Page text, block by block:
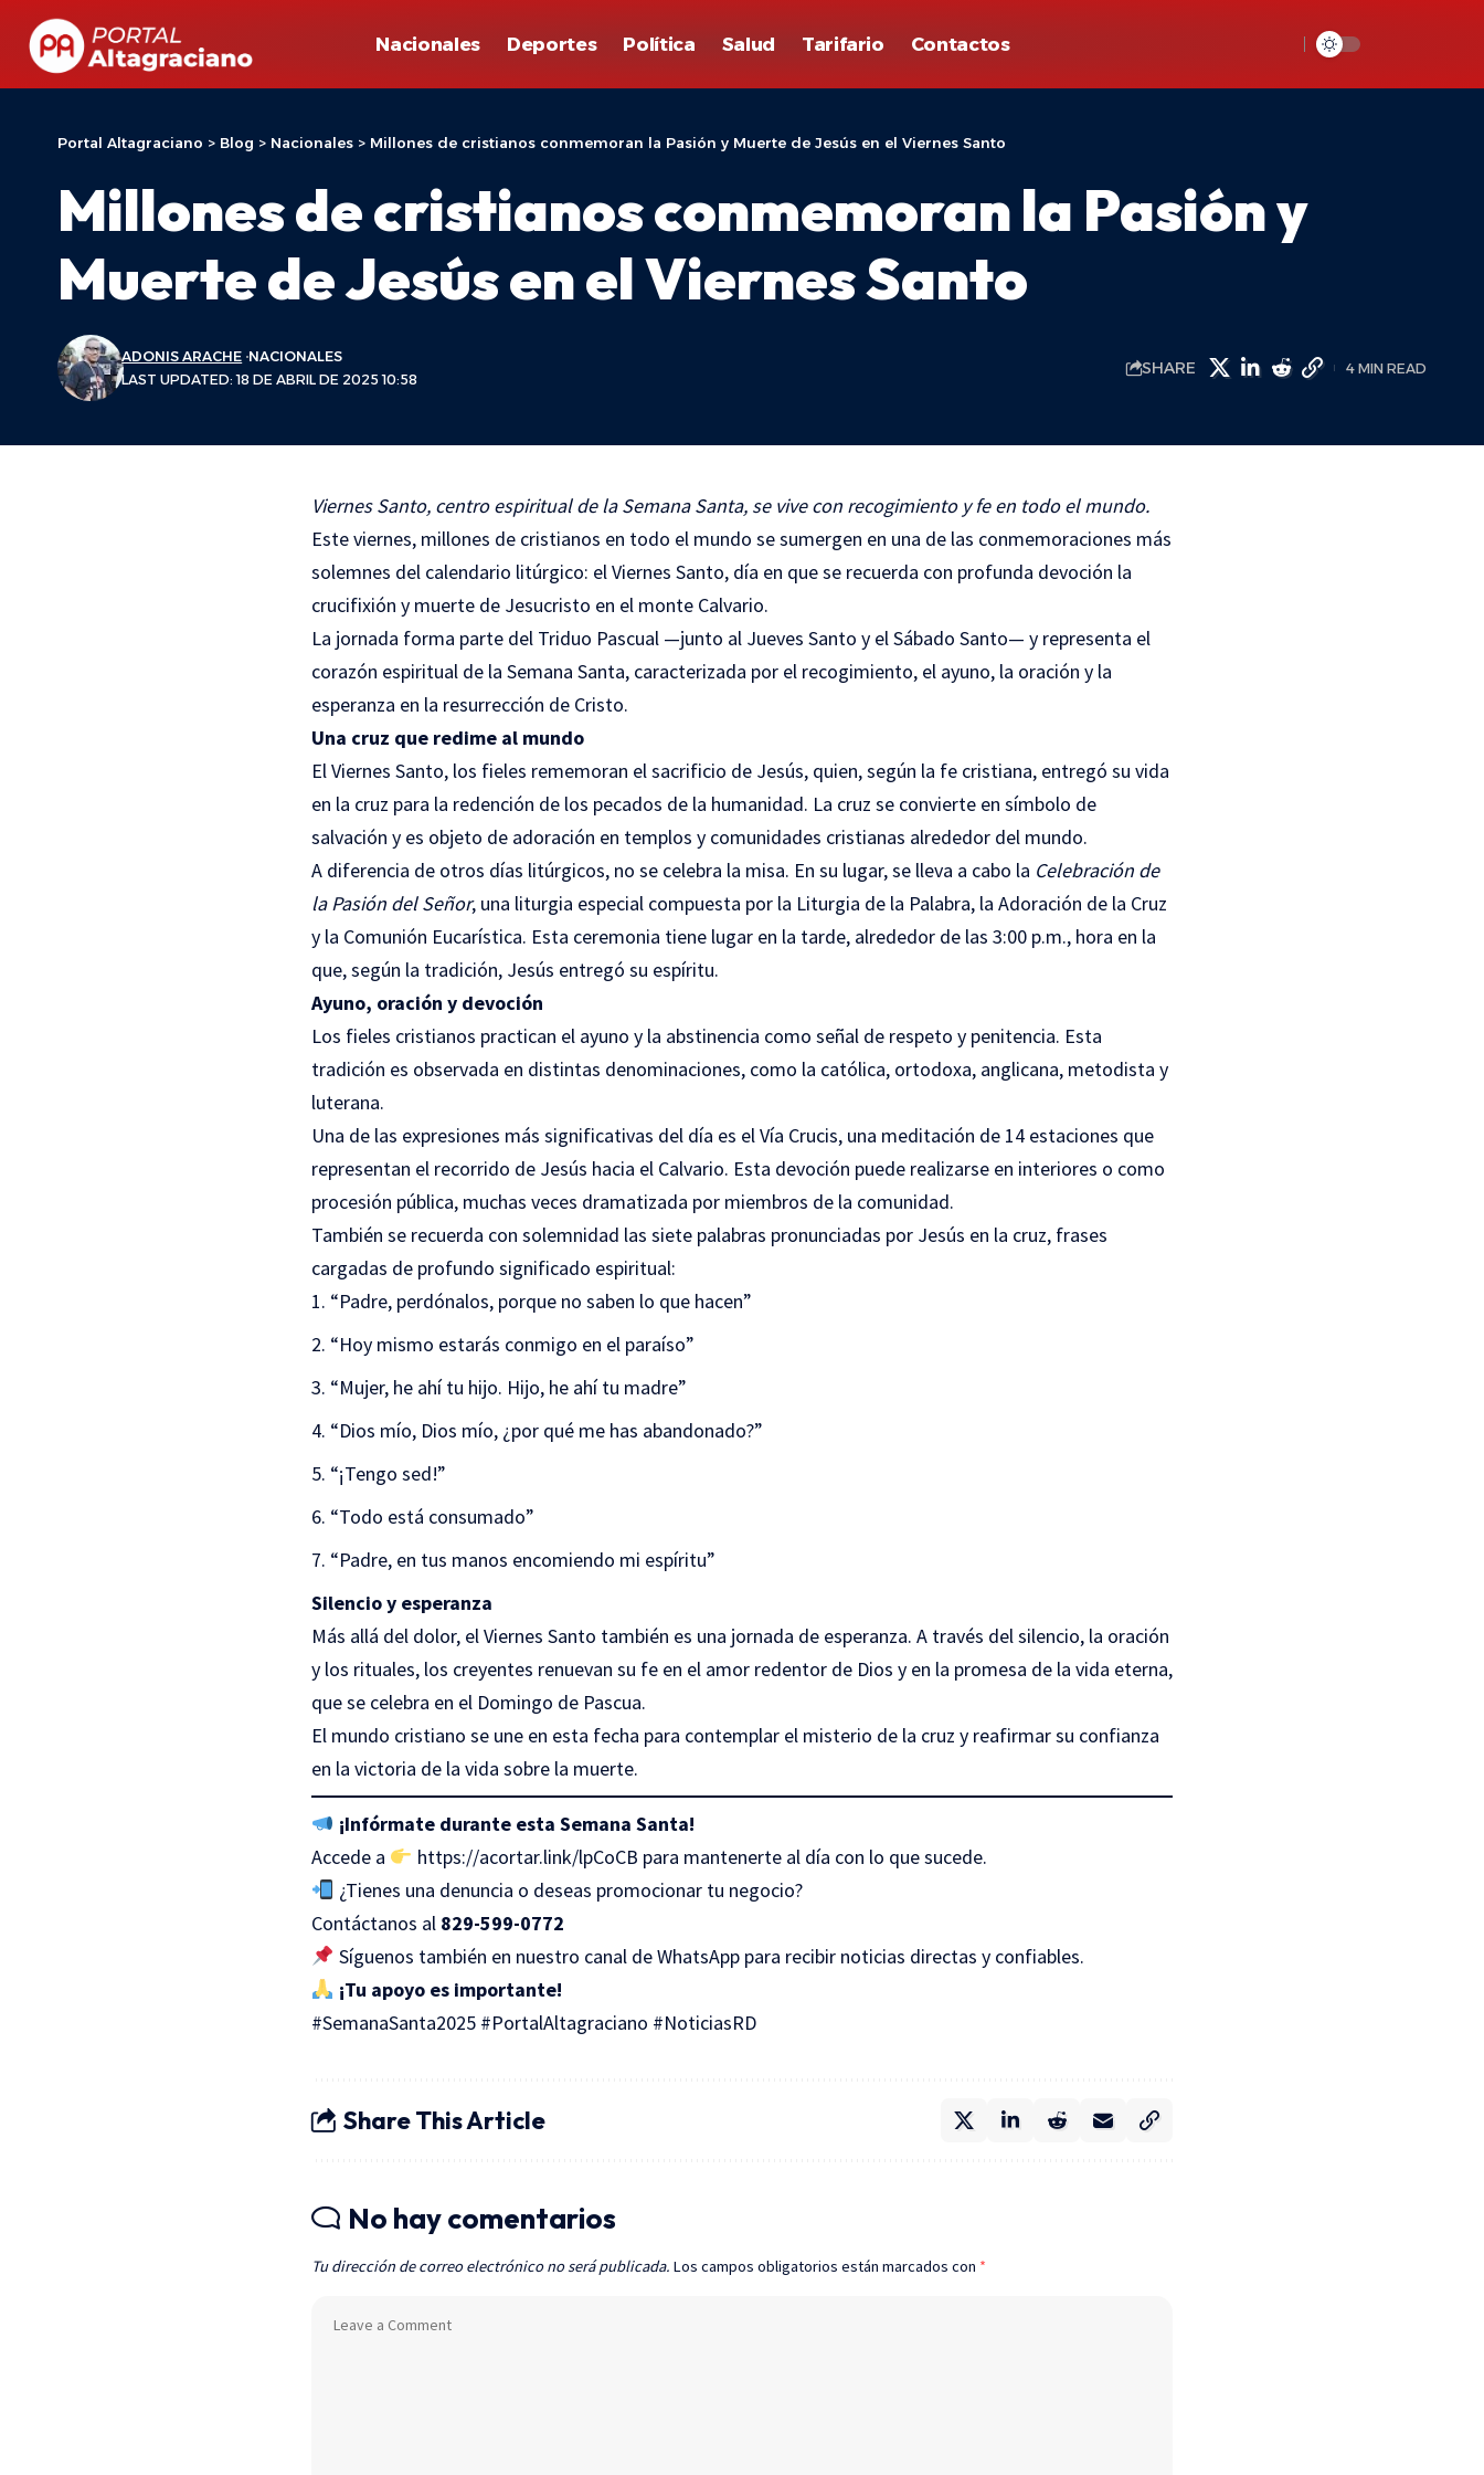
Nacionales Deportes Política Salud Tarifario Contactos
Portal Altagraciano > Blog > Nacionales > Millones de cristianos conmemoran la Pasión y Muerte de Jesús en el Viernes Santo
Millones de cristianos conmemoran la Pasión y
Muerte de Jesús en el Viernes Santo
LAST UPDATED: 18 DE ABRIL DE 2025 10:58
ADONIS ARACHE NACIONALES
SHARE 4 MIN READ
Viernes Santo, centro espiritual de la Semana Santa, se vive con recogimiento y fe en todo el mundo.
Este viernes, millones de cristianos en todo el mundo se sumergen en una de las conmemoraciones más
solemnes del calendario litúrgico: el Viernes Santo, día en que se recuerda con profunda devoción la
crucifixión y muerte de Jesucristo en el monte Calvario.
La jornada forma parte del Triduo Pascual —junto al Jueves Santo y el Sábado Santo— y representa el
corazón espiritual de la Semana Santa, caracterizada por el recogimiento, el ayuno, la oración y la
esperanza en la resurrección de Cristo.
Una cruz que redime al mundo
El Viernes Santo, los fieles rememoran el sacrificio de Jesús, quien, según la fe cristiana, entregó su vida
en la cruz para la redención de los pecados de la humanidad. La cruz se convierte en símbolo de
salvación y es objeto de adoración en templos y comunidades cristianas alrededor del mundo.
A diferencia de otros días litúrgicos, no se celebra la misa. En su lugar, se lleva a cabo la Celebración de
la Pasión del Señor, una liturgia especial compuesta por la Liturgia de la Palabra, la Adoración de la Cruz
y la Comunión Eucarística. Esta ceremonia tiene lugar en la tarde, alrededor de las 3:00 p.m., hora en la
que, según la tradición, Jesús entregó su espíritu.
Ayuno, oración y devoción
Los fieles cristianos practican el ayuno y la abstinencia como señal de respeto y penitencia. Esta
tradición es observada en distintas denominaciones, como la católica, ortodoxa, anglicana, metodista y
luterana.
Una de las expresiones más significativas del día es el Vía Crucis, una meditación de 14 estaciones que
representan el recorrido de Jesús hacia el Calvario. Esta devoción puede realizarse en interiores o como
procesión pública, muchas veces dramatizada por miembros de la comunidad.
También se recuerda con solemnidad las siete palabras pronunciadas por Jesús en la cruz, frases
cargadas de profundo significado espiritual:
“Padre, perdónalos, porque no saben lo que hacen”
“Hoy mismo estarás conmigo en el paraíso”
“Mujer, he ahí tu hijo. Hijo, he ahí tu madre”
“Dios mío, Dios mío, ¿por qué me has abandonado?”
“¡Tengo sed!”
“Todo está consumado”
“Padre, en tus manos encomiendo mi espíritu”
Silencio y esperanza
Más allá del dolor, el Viernes Santo también es una jornada de esperanza. A través del silencio, la oración
y los rituales, los creyentes renuevan su fe en el amor redentor de Dios y en la promesa de la vida eterna,
que se celebra en el Domingo de Pascua.
El mundo cristiano se une en esta fecha para contemplar el misterio de la cruz y reafirmar su confianza
en la victoria de la vida sobre la muerte.
¡Infórmate durante esta Semana Santa!
Accede a
https://acortar.link/lpCoCB para mantenerte al día con lo que sucede.
¿Tienes una denuncia o deseas promocionar tu negocio?
Contáctanos al 829-599-0772
Síguenos también en nuestro canal de WhatsApp para recibir noticias directas y confiables.
¡Tu apoyo es importante!
#SemanaSanta2025 #PortalAltagraciano #NoticiasRD
Share This Article
No hay comentarios
Tu dirección de correo electrónico no será publicada. Los campos obligatorios están marcados con *